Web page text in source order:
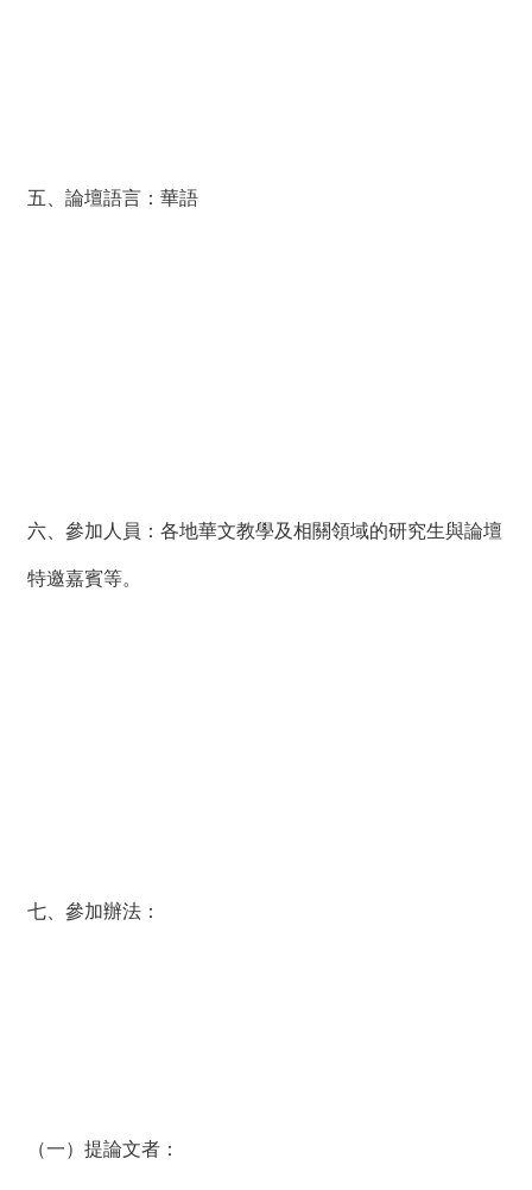
五、論壇語言：華語
六、參加人員：各地華文教學及相關領域的研究生與論壇
特邀嘉賓等。
七、參加辦法：
（一）提論文者：